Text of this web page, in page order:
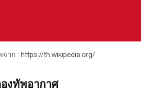
าก : https://th.wikipedia.org/
งทัพอากาศ